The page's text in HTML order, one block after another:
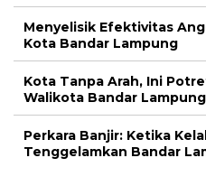
Menyelisik Efektivitas
Kota Bandar Lampung
Kota Tanpa Arah, Ini
Walikota Bandar Lampung
Perkara Banjir: Ketika
Tenggelamkan Bandar